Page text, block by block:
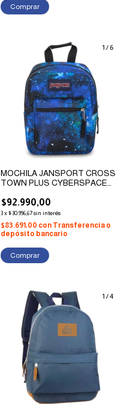
1 / 6
MOCHILA JANSPORT CROSS
TOWN PLUS CYBERSPACE
$92.990,00
3x$30.996,67sin interés
$83.691,00 con Transferencia o
depósito bancario
1 /4